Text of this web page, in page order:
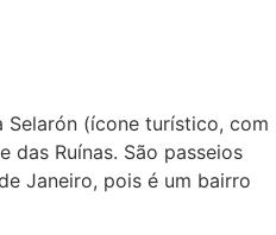
Selarón (ícone turístico, com
Ruínas. São passeios
Janeiro, pois é um bairro